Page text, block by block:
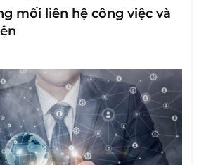
mối liên hệ công việc và